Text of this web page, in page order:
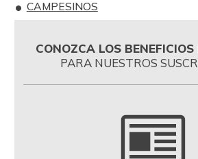
CAMPESINOS
CONOZCA LOS
PARA NUESTROS